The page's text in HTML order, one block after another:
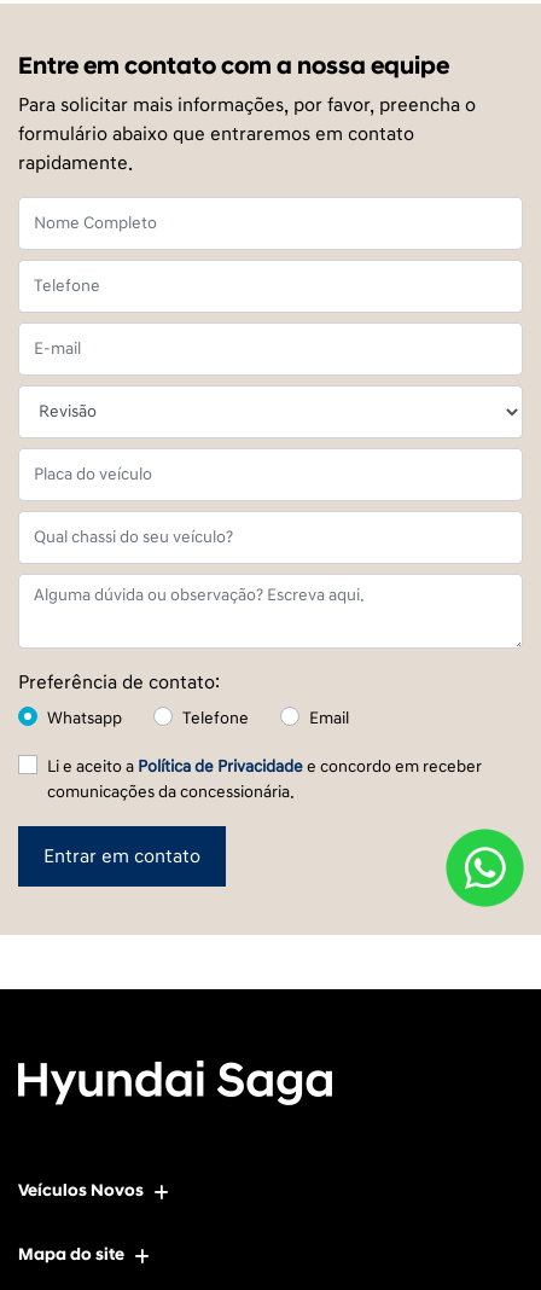
Entre em contato com a nossa equipe
Para solicitar mais informações, por favor, preencha o
formulário abaixo que entraremos em contato
rapidamente.
Preferência de contato:
Whatsapp Telefone Email
Li e aceito a Política de Privacidadee concordo em receber
comunicações da concessionária.
Entrar em contato
Veículos Novos
Mapa do site